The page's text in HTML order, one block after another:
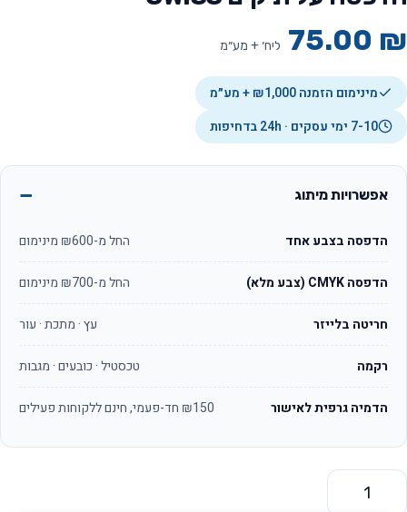
75.00 ₪ ליח׳ + מע״מ
מינימום הזמנה ₪1,000 + מע״מ
7-10 ימי עסקים · 24h בדחיפות
אפשרויות מיתוג
הדפסה בצבע אחד החל מ-₪600 מינימום
הדפסה CMYK (צבע מלא) החל מ-₪700 מינימום
חריטה בלייזר עץ · מתכת · עור
רקמה טכסטיל · כובעים · מגבות
הדמיה גרפית לאישור ₪150 חד-פעמי, חינם ללקוחות פעילים
כמות של הדפסה על תיקים SWISS